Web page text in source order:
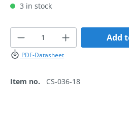
3 in stock
Product Quantity:Add
PDF-Datasheet
Item no. CS-036-18